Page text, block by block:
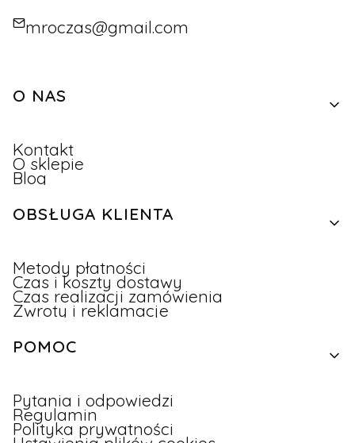
mroczas@gmail.com
Linki w stopce
O NAS
Kontakt
O sklepie
Blog
OBSŁUGA KLIENTA
Metody płatności
Czas i koszty dostawy
Czas realizacji zamówienia
Zwroty i reklamacje
POMOC
Pytania i odpowiedzi
Regulamin
Polityka prywatności